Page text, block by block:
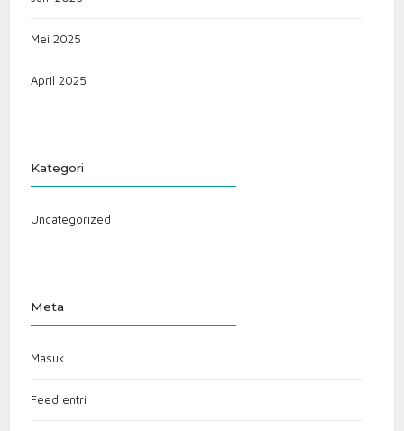
Mei 2025
April 2025
Kategori
Uncategorized
Meta
Masuk
Feed entri